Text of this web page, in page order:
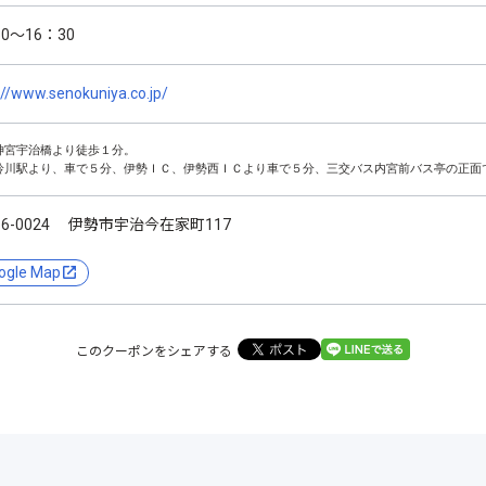
～16：30
www.senokuniya.co.jp/
宇治橋より徒歩１分。
川駅より、車で５分、伊勢ＩＣ、伊勢西ＩＣより車で５分、三交バス内宮前バス亭の正面
0024 伊勢市宇治今在家町117
Map
このクーポンをシェアする